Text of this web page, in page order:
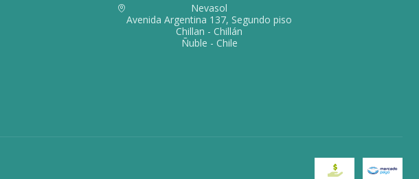
Nevasol
Avenida Argentina 137, Segundo piso
Chillan - Chillán
Ñuble - Chile